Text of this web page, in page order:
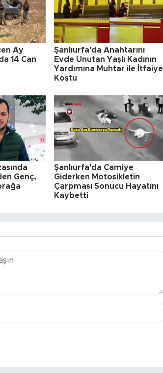
Ay
14 Can
Şanlıurfa'da Anahtarını
Evde Unutan Yaşlı Kadının
Yardımına Muhtar ile İtfaiye
Koştu
Genç,
Şanlıurfa'da Camiye
Giderken Motosikletin
Çarpması Sonucu Hayatını
Kaybetti